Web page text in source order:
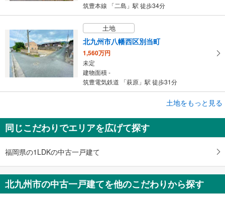
筑豊本線 「二島」駅 徒歩34分
土地
北九州市八幡西区別当町
1,560万円
未定
建物面積 -
筑豊電気鉄道 「萩原」駅 徒歩31分
北九州市小倉南区中曽根5丁目
2,550万円
未定
建物面積 -
日豊本線 「下曽根」駅 徒歩18分
土地をもっと見る
同じこだわりでエリアを広げて探す
福岡県の1LDKの中古一戸建て
北九州市の中古一戸建てを他のこだわりから探す